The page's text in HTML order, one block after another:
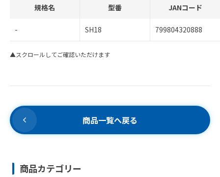
規格名 型番 JANコード
- SH18 799804320888
▲スクロールしてご確認いただけます
商品一覧へ戻る
商品カテゴリー